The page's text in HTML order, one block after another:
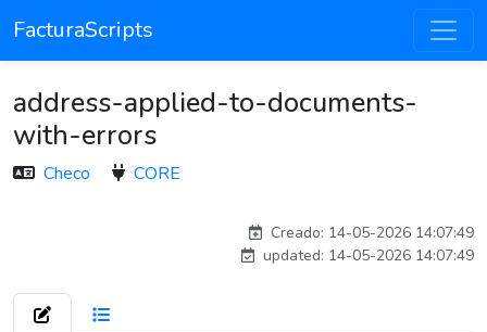
FacturaScripts
address-applied-to-documents-
with-errors
Checo CORE
Creado: 14-05-2026 14:07:49
updated: 14-05-2026 14:07:49